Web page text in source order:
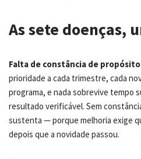
As sete doenças,
Falta de constância de
prioridade a cada trimestre, cada
programa, e nada sobrevive tempo
resultado verificável. Sem
sustenta — porque melhoria exige
depois que a novidade passou.